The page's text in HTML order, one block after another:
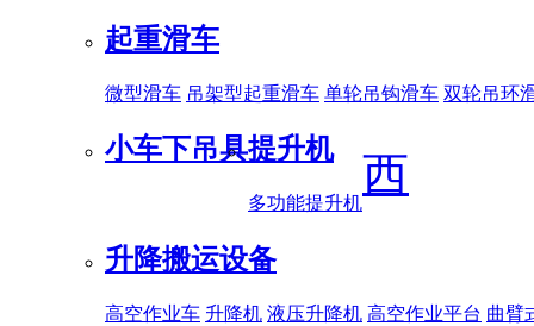
起重滑车
微型滑车 吊架型起重滑车 单轮吊钩滑车 双轮吊环
小车下吊具提升机
多功能提升机
升降搬运设备
高空作业车 升降机 液压升降机 高空作业平台 曲臂
西